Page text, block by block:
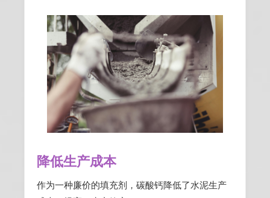
降低生产成本
作为一种廉价的填充剂，碳酸钙降低了水泥生产